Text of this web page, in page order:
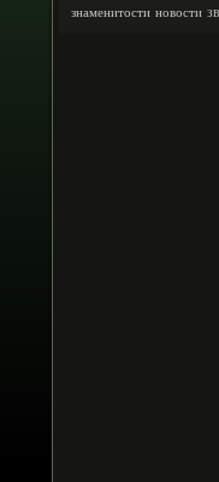
знаменитости новости